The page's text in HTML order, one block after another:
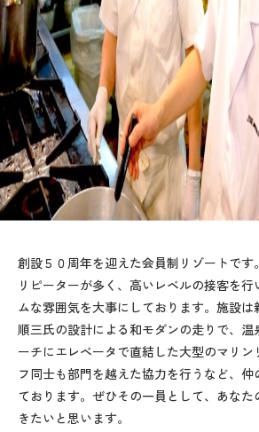
創設５０周年を迎えた会員制リゾートです
リピーターが多く、高いレベルの接客を
ムな雰囲気を大事にしております。施設
順三氏の設計による和モダンの走りで、温
ーチにエレベータで直結した大型のマリン
フ同士も部門を越えた協力を行うなど、仲
ております。ぜひその一員として、あな
きたいと思います。